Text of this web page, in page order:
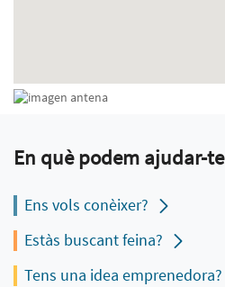
En què podem ajudar-te
Ens vols conèixer?
Estàs buscant feina?
Tens una idea emprenedora?